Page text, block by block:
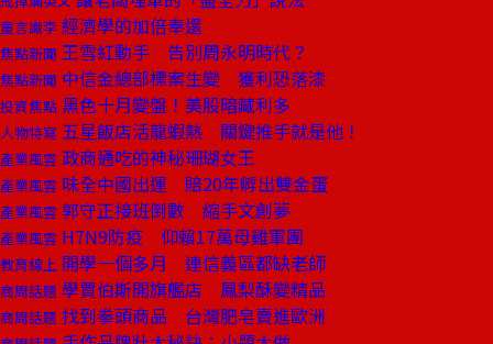
童言識李 經濟學的加倍奉還
焦點新聞 王雪紅動手 告別周永明時代？
焦點新聞 中信金總部標案生變 獲利恐落漆
投資焦點 黑色十月變盤！美股暗藏利多
人物特寫 五星飯店活龍蝦熱 關鍵推手就是他！
產業風雲 政商通吃的神秘珊瑚女王
產業風雲 味全中國出運 賠20年孵出雙金蛋
產業風雲 郭守正接班倒數 縮手文創夢
產業風雲 H7N9防疫 仰賴17萬母雞軍團
教育線上 開學一個多月 連信義區都缺老師
商周話題 學賈伯斯開旗艦店 鳳梨酥變精品
商周話題 找到拳頭商品 台灣肥皂賣進歐洲